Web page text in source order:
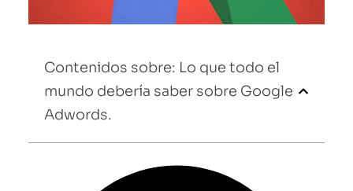
Contenidos sobre: Lo que todo el
mundo debería saber sobre Google
Adwords.